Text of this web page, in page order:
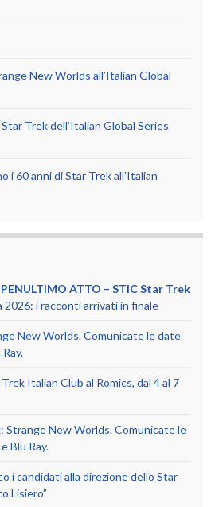
New Worlds all’Italian Global
Trek dell’Italian Global Series
i 60 anni di Star Trek all’Italian
ATTO – STIC Star Trek
2026: i racconti arrivati in finale
New Worlds. Comunicate le date
Italian Club al Romics, dal 4 al 7
Strange New Worlds. Comunicate le
Blu Ray.
i candidati alla direzione dello Star
Lisiero”